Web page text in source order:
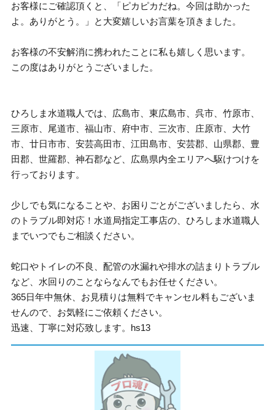
お客様にご確認頂くと、「ピカピカだね。今回は助かった
よ。ありがとう。」と大変嬉しいお言葉を頂きました。
お客様の不安解消に携われたことに私も嬉しく思います。
この度はありがとうございました。
ひろしま水道職人では、広島市、東広島市、呉市、竹原市、
三原市、尾道市、福山市、府中市、三次市、庄原市、大竹
市、廿日市市、安芸高田市、江田島市、安芸郡、山県郡、豊
田郡、世羅郡、神石郡など、広島県内全エリアへ駆けつけを
行っております。
少しでも気になることや、お困りごとがございましたら、水
のトラブル即対応！水道局指定工事店の、ひろしま水道職人
までいつでもご相談ください。
蛇口やトイレの不良、配管の水漏れや排水の詰まりトラブル
など、水回りのことならなんでもお任せください。
365日年中無休、お見積りは無料でキャンセル料もございま
せんので、お気軽にご依頼ください。
迅速、丁寧に対応致します。hs13